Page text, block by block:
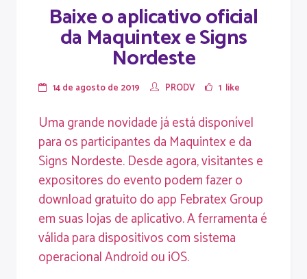
Baixe o aplicativo oficial
da Maquintex e Signs
Nordeste
14 de agosto de 2019 PRODV 1 like
Uma grande novidade já está disponível
para os participantes da Maquintex e da
Signs Nordeste. Desde agora, visitantes e
expositores do evento podem fazer o
download gratuito do app Febratex Group
em suas lojas de aplicativo. A ferramenta é
válida para dispositivos com sistema
operacionalAndroidouiOS.